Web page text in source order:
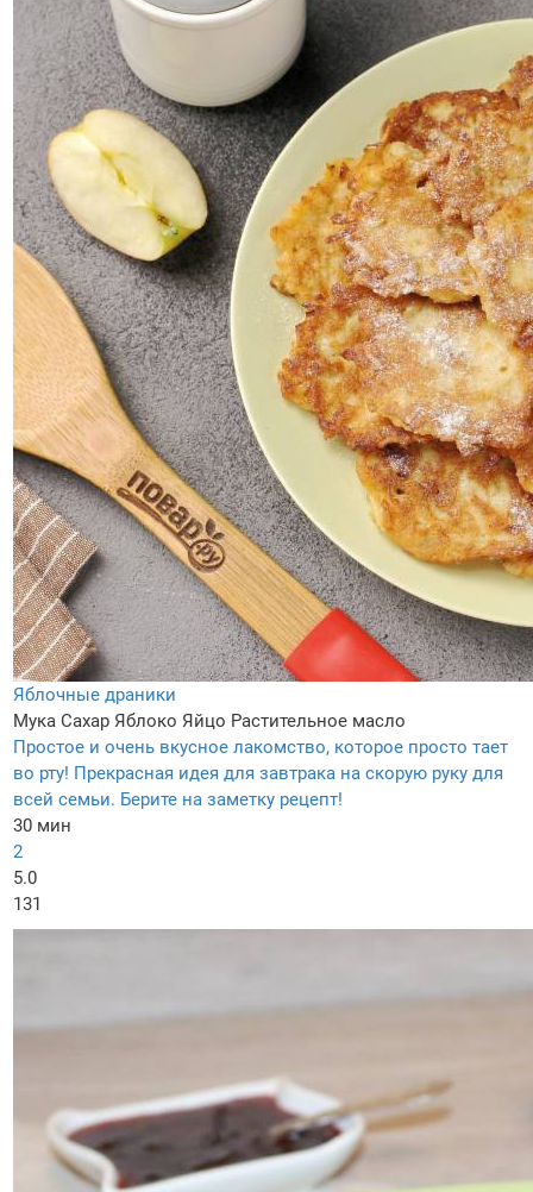
Яблочные драники
Мука Сахар Яблоко Яйцо Растительное масло
Простое и очень вкусное лакомство, которое просто тает
во рту! Прекрасная идея для завтрака на скорую руку для
всей семьи. Берите на заметку рецепт!
30 мин
2
5.0
131